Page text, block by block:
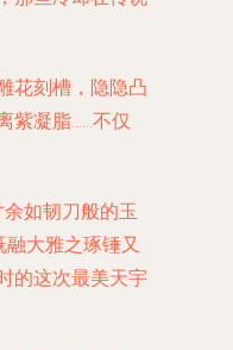
花刻槽，隐隐凸
紫凝脂……不仅
如韧刀般的玉
大雅之琢锤又
的这次最美天宇